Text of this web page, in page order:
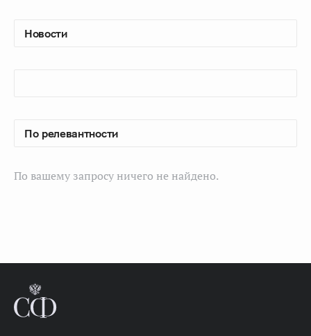
По вашему запросу ничего не найдено.